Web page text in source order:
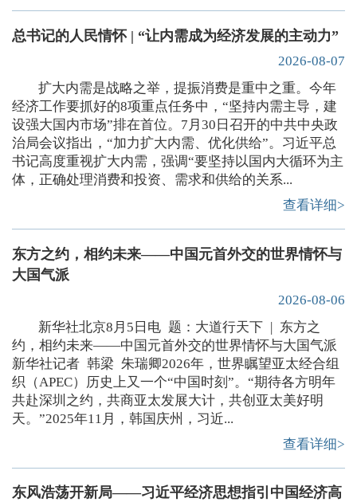
总书记的人民情怀 | “让内需成为经济发展的主动力”
2026-08-07
扩大内需是战略之举，提振消费是重中之重。今年
经济工作要抓好的8项重点任务中，“坚持内需主导，建
设强大国内市场”排在首位。7月30日召开的中共中央政
治局会议指出，“加力扩大内需、优化供给”。习近平总
书记高度重视扩大内需，强调“要坚持以国内大循环为主
体，正确处理消费和投资、需求和供给的关系...
查看详细>
东方之约，相约未来——中国元首外交的世界情怀与
大国气派
2026-08-06
新华社北京8月5日电 题：大道行天下 | 东方之
约，相约未来——中国元首外交的世界情怀与大国气派
新华社记者 韩梁 朱瑞卿2026年，世界瞩望亚太经合组
织（APEC）历史上又一个“中国时刻”。“期待各方明年
共赴深圳之约，共商亚太发展大计，共创亚太美好明
天。”2025年11月，韩国庆州，习近...
查看详细>
东风浩荡开新局——习近平经济思想指引中国经济高